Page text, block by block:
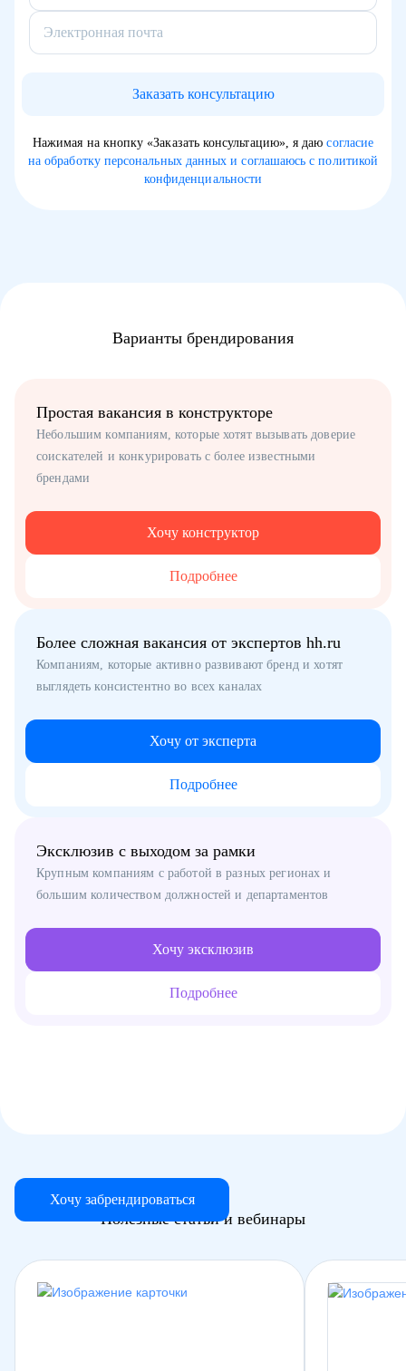
Электронная почта
Заказать консультацию
Нажимая на кнопку «Заказать консультацию», я даю согласие
на обработку персональных данных и соглашаюсь с политикой
конфиденциальности
Варианты брендирования
Простая вакансия в конструкторе
Небольшим компаниям, которые хотят вызывать доверие
соискателей и конкурировать с более известными
брендами
Хочу конструктор
Подробнее
Более сложная вакансия от экспертов hh.ru
Компаниям, которые активно развивают бренд и хотят
выглядеть консистентно во всех каналах
Хочу от эксперта
Подробнее
Эксклюзив с выходом за рамки
Крупным компаниям с работой в разных регионах и
большим количеством должностей и департаментов
Хочу эксклюзив
Подробнее
Хочу забрендироваться
Полезные статьи и вебинары